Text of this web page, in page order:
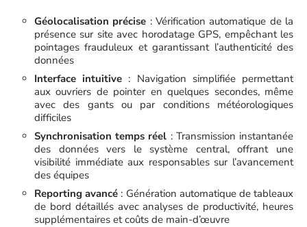
Géolocalisation précise : Vérification automatique de la
présence sur site avec horodatage GPS, empêchant les
pointages frauduleux et garantissant l’authenticité des
données
Interface intuitive : Navigation simplifiée permettant
aux ouvriers de pointer en quelques secondes, même
avec des gants ou par conditions météorologiques
difficiles
Synchronisation temps réel : Transmission instantanée
des données vers le système central, offrant une
visibilité immédiate aux responsables sur l’avancement
des équipes
Reporting avancé : Génération automatique de tableaux
de bord détaillés avec analyses de productivité, heures
supplémentaires et coûts de main-d’œuvre